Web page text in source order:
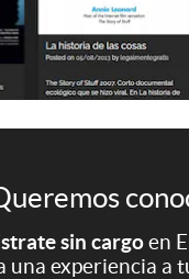
sin cargoen
una experiencia a